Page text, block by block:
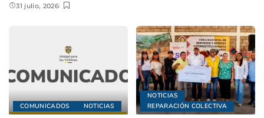
31 julio, 2026
COMUNICADOS NOTICIAS
NOTICIAS
REPARACIÓN COLECTIVA